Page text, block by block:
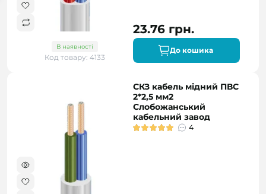
В наявності
Код товару: 4133
23.76 грн.
До кошика
СКЗ кабель мідний ПВС
2*2,5 мм2
Слобожанський
кабельний завод
4